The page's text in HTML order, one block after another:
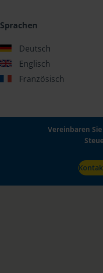
Sprachen
Deutsch
Englisch
Französisch
Vereinbaren